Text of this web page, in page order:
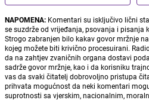
NAPOMENA: Komentari su isključivo lični
se suzdrže od vrijeđanja, psovanja i
Strogo zabranjen bilo kakav govor mržnje
kojeg možete biti krivično procesuirani.
da na zahtjev zvaničnih organa dostavi
sadrže govor mržnje, kao i da korisniku
vas da svaki čitatelj dobrovoljno pristupa
prihvata mogućnost da neki komentari
suprotnosti sa vjerskim, nacionalnim,